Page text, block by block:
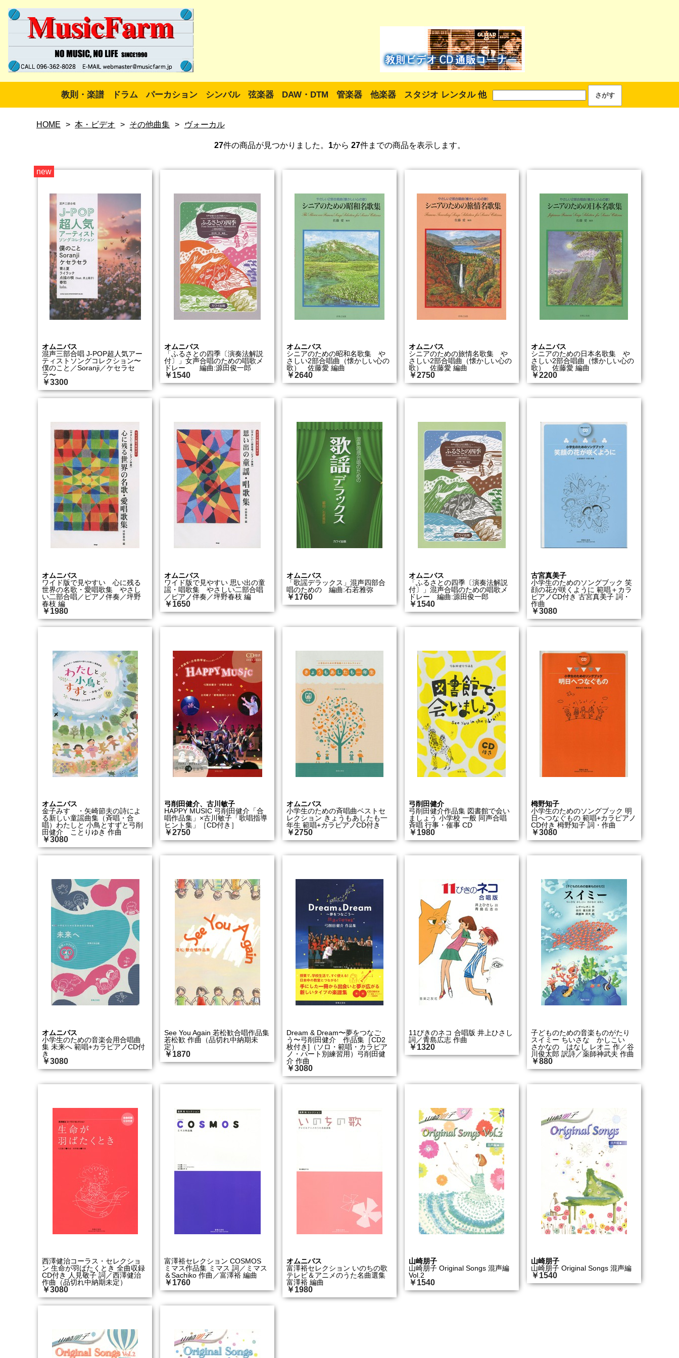
教則・楽譜 ドラム パーカション シンバル 弦楽器 DAW・DTM 管楽器 他楽器 スタジオ レンタル 他
HOME > 本・ビデオ > その他曲集 > ヴォーカル
27件の商品が見つかりました。 1から 27件までの商品を表示します。
new
オムニバス
混声三部合唱 J-POP超人気アー
ティストソングコレクション〜
僕のこと／Soranji／ケセラセ
ラ〜
￥3300
オムニバス
「ふるさとの四季〔演奏法解説
付〕」女声合唱のための唱歌メ
ドレー 編曲:源田俊一郎
￥1540
オムニバス
シニアのための昭和名歌集 や
さしい2部合唱曲（懐かしい心の
歌） 佐藤愛 編曲
￥2640
オムニバス
シニアのための旅情名歌集 や
さしい2部合唱曲（懐かしい心の
歌） 佐藤愛 編曲
￥2750
オムニバス
シニアのための日本名歌集 や
さしい2部合唱曲（懐かしい心の
歌） 佐藤愛 編曲
￥2200
オムニバス
ワイド版で見やすい 心に残る
世界の名歌・愛唱歌集 やさし
い二部合唱／ピアノ伴奏／坪野
春枝 編
￥1980
オムニバス
ワイド版で見やすい 思い出の童
謡・唱歌集 やさしい二部合唱
／ピアノ伴奏／坪野春枝 編
￥1650
オムニバス
「歌謡デラックス」混声四部合
唱のための 編曲:石若雅弥
￥1760
オムニバス
「ふるさとの四季〔演奏法解説
付〕」混声合唱のための唱歌メ
ドレー 編曲:源田俊一郎
￥1540
古宮真美子
小学生のためのソングブック 笑
顔の花が咲くように 範唱＋カラ
ピアノCD付き 古宮真美子 詞・
作曲
￥3080
オムニバス
金子みすゞ・矢崎節夫の詩によ
る新しい童謡曲集（斉唱・合
唱）わたしと 小鳥とすずと弓削
田健介 ことりゆき 作曲
￥3080
弓削田健介、古川敏子
HAPPY MUSIC 弓削田健介「合
唱作品集」×古川敏子「歌唱指導
ヒント集」［CD付き］
￥2750
オムニバス
小学生のための斉唱曲ベストセ
レクション きょうもあしたも一
年生 範唱+カラピアノCD付き
￥2750
弓削田健介
弓削田健介作品集 図書館で会い
ましょう 小学校 一般 同声合唱
斉唱 行事・催事 CD
￥1980
栂野知子
小学生のためのソングブック 明
日へつなぐもの 範唱+カラピアノ
CD付き 栂野知子 詞・作曲
￥3080
オムニバス
小学生のための音楽会用合唱曲
集 未来へ 範唱+カラピアノCD付
き
￥3080
See You Again 若松歓合唱作品集
若松歓 作曲（品切れ中納期未
定）
￥1870
Dream & Dream〜夢をつなご
う〜弓削田健介 作品集［CD2
枚付き]（ソロ・範唱・カラピア
ノ・パート別練習用）弓削田健
介 作曲
￥3080
11ぴきのネコ 合唱版 井上ひさし
詞／青島広志 作曲
￥1320
子どものための音楽ものがたり
スイミー ちいさな かしこい
さかなの はなし レオニ 作／谷
川俊太郎 訳詩／薬師神武夫 作曲
￥880
西澤健治コーラス・セレクショ
ン 生命が羽ばたくとき 全曲収録
CD付き 人見敬子 詞／西澤健治
作曲（品切れ中納期未定）
￥3080
富澤裕セレクション COSMOS
ミマス作品集 ミマス 詞／ミマス
＆Sachiko 作曲／富澤裕 編曲
￥1760
オムニバス
富澤裕セレクション いのちの歌
テレビ＆アニメのうた名曲選集
富澤裕 編曲
￥1980
山崎朋子
山崎朋子 Original Songs 混声編
Vol.2
￥1540
山崎朋子
山崎朋子 Original Songs 混声編
￥1540